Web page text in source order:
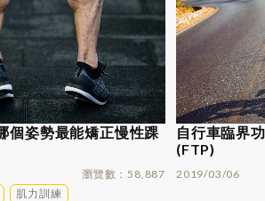
個姿勢最能矯正慢性踝
瀏覽數
58,887
肌力訓練
自行車臨界
(FTP)
2019/03/06